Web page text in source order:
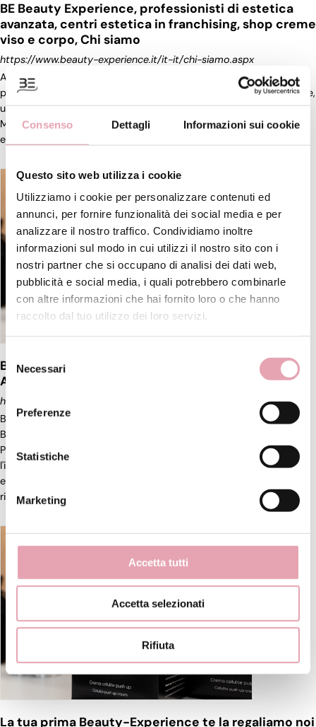
Consenso Dettagli Informazioni sui cookie
Questo sito web utilizza i cookie
Utilizziamo i cookie per personalizzare contenuti ed
annunci, per fornire funzionalità dei social media e per
analizzare il nostro traffico. Condividiamo inoltre
informazioni sul modo in cui utilizzi il nostro sito con i
nostri partner che si occupano di analisi dei dati web,
pubblicità e social media, i quali potrebbero combinarle
con altre informazioni che hai fornito loro o che hanno
raccolto dal tuo utilizzo dei loro servizi.
del
consenso
Necessari
Preferenze
Statistiche
Marketing
Accetta tutti
Accetta selezionati
Rifiuta
BE Beauty Experience, professionisti di estetica
avanzata, centri estetica in franchising, shop creme
viso e corpo, Chi siamo
https://www.beauty-experience.it/it-it/chi-siamo.aspx
A soli 23 anni, Sara ha dato il via al suo viaggio nell'
estetica
professionale aprendo il suo primo
estetico. ... Un mentore,
un alleato, e soprattutto, un visionario del settoreestetico.
Matteo ha condiviso con Sara un metodo di lavoro efficace ed
efficiente, aprendo le porte a una trasformazione senza [...]
BE Beauty-Experience Rivoluzioniamo l'Estetica
Avanzata, La nostra filosofia
https://www.beauty-experience.it/it-it/la-nostra-filosofia.aspx
Beauty Experience > La nostra filosofia La nostra filosofia
Benvenuti in BE Beauty-Experience: Rivoluzioniamo
Passione e Professionalità In un mondo in cui la bellezza incontra
l'innovazione, BE Beauty-Experience si erge come un faro di
eccellenza nell'
rivoluzionare [...]
La tua prima Beauty-Experience te la regaliamo noi